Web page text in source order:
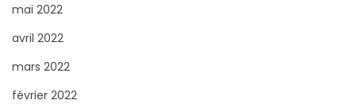
mai 2022
avril 2022
mars 2022
février 2022